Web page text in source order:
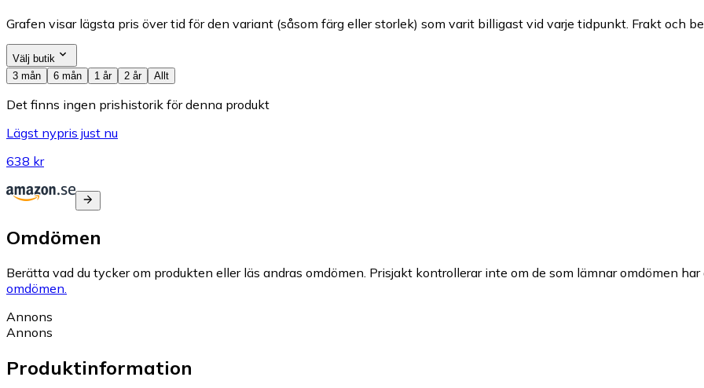
Grafen visar lägsta pris över tid för den variant (såsom färg eller storlek) som varit billigast vid varje tidpunkt. Frakt och
Välj butik
3 mån
6 mån 1 år 2 år Allt
Det finns ingen prishistorik för denna produkt
Lägst nypris just nu
638 kr
Omdömen
Berätta vad du tycker om produkten eller läs andras omdömen. Prisjakt kontrollerar inte om de som lämnar omdömen
omdömen.
Annons
Annons
Produktinformation